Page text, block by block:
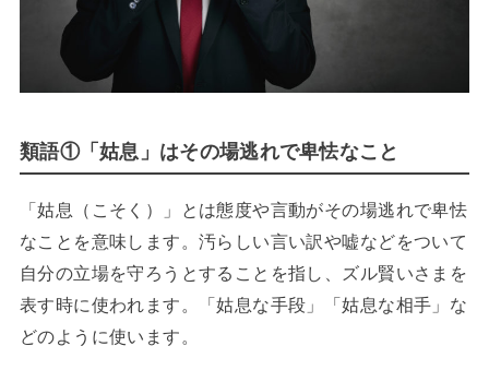
類語①「姑息」はその場逃れで卑怯なこと
「姑息（こそく）」とは態度や言動がその場逃れで卑怯
なことを意味します。汚らしい言い訳や嘘などをついて
自分の立場を守ろうとすることを指し、ズル賢いさまを
表す時に使われます。「姑息な手段」「姑息な相手」な
どのように使います。